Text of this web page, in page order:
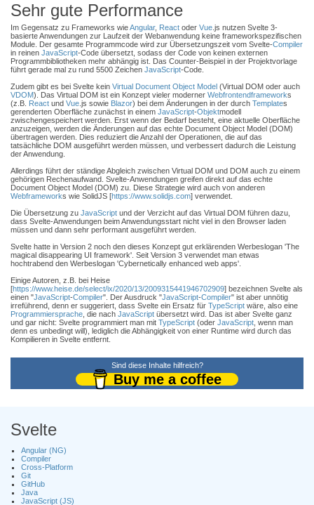
Sehr gute Performance
Im Gegensatz zu Frameworks wieAngular, React oder Vue .js nutzen Svelte 3-
basierte Anwendungen zur Laufzeit der Webanwendung keine frameworkspezifischen
Module. Der gesamte Programmcode wird zur Übersetzungszeit vom Svelte-Compiler
in reinen JavaScript-Code übersetzt, sodass der Code von keinen externen
Programmbibliotheken mehr abhängig ist. Das Counter-Beispiel in der Projektvorlage
führt gerade mal zu rund 5500 Zeichen JavaScript-Code.
Zudem gibt es bei Svelte kein Virtual Document Object Model (Virtual DOM oder auch
VDOM). Das Virtual DOM ist ein Konzept vieler moderner Webfrontendframeworks
(z.B. React und Vue .js sowie Blazor) bei dem Änderungen in der durch Templates
gerenderten Oberfläche zunächst in einem JavaScript-Objektmodell
zwischengespeichert werden. Erst wenn der Bedarf besteht, eine aktuelle Oberfläche
anzuzeigen, werden die Änderungen auf das echte Document Object Model (DOM)
übertragen werden. Dies reduziert die Anzahl der Operationen, die auf das
tatsächliche DOM ausgeführt werden müssen, und verbessert dadurch die Leistung
der Anwendung.
Allerdings führt der ständige Abgleich zwischen Virtual DOM und DOM auch zu einem
gehörigen Rechenaufwand. Svelte-Anwendungen greifen direkt auf das echte
Document Object Model (DOM) zu. Diese Strategie wird auch von anderen
Webframeworks wie SolidJS [https://www.solidjs.com] verwendet.
Die Übersetzung zu JavaScript und der Verzicht auf das Virtual DOM führen dazu,
dass Svelte-Anwendungen beim Anwendungsstart nicht viel in den Browser laden
müssen und dann sehr performant ausgeführt werden.
Svelte hatte in Version 2 noch den dieses Konzept gut erklärenden Werbeslogan 'The
magical disappearing UI framework'. Seit Version 3 verwendet man etwas
hochtrabend den Werbeslogan 'Cybernetically enhanced web apps'.
Einige Autoren, z.B. bei Heise
[https://www.heise.de/select/ix/2020/13/2009315441946702909] bezeichnen Svelte als
einen "JavaScript-Compiler". Der Ausdruck "JavaScript-Compiler" ist aber unnötig
irreführend, denn er suggeriert, dass Svelte ein Ersatz für TypeScript wäre, also eine
Programmiersprache , die nach JavaScript übersetzt wird. Das ist aber Svelte ganz
und gar nicht: Svelte programmiert man mit TypeScript (oder JavaScript , wenn man
denn es unbedingt will), lediglich die Abhängigkeit von einer Runtime wird durch das
Kompilieren in Svelte entfernt.
Sind diese Inhalte hilfreich?
Buy me a coffee
Svelte
Angular (NG)
Compiler
Cross-Platform
Git
GitHub
Java
JavaScript (JS)